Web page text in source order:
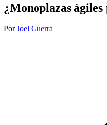
¿Monoplazas
Publicado
PorJoel Guerra